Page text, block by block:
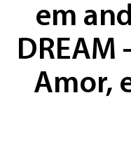
em
DREAM
Amor,